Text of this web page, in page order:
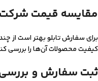
مقایسه قیمت
برای سفارش تابلو بهتر است از
کیفیت محصولات آن‌ها را بررسی
ثبت سفارش و بررسی